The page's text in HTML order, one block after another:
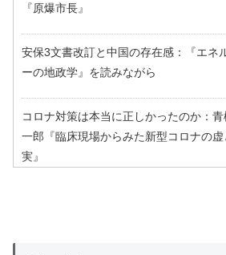
『原爆市長』
安保3文書改訂と中国の存在感：『エネ
ーの地政学』を読みながら
コロナ対策は本当に正しかったのか：
一郎『臨床現場からみた新型コロナの虚
実』